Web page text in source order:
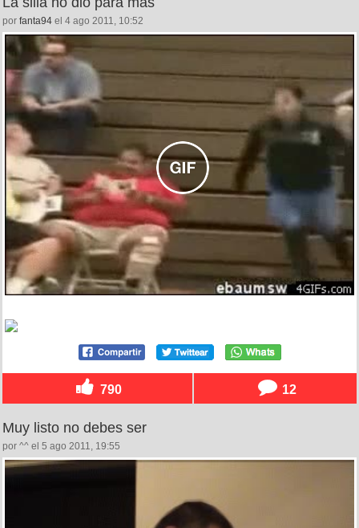
por fanta94 el 4 ago 2011, 10:52
790 12
Muy listo no debes ser
por ^^ el 5 ago 2011, 19:55